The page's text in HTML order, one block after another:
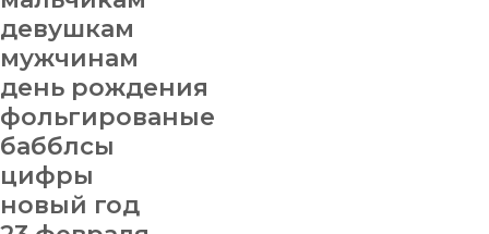
девушкам
мужчинам
день рождения
фольгированые
бабблсы
цифры
новый год